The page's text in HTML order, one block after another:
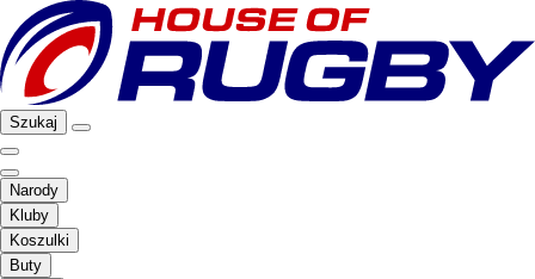
Szukaj
Narody
Kluby
Koszulki
Buty